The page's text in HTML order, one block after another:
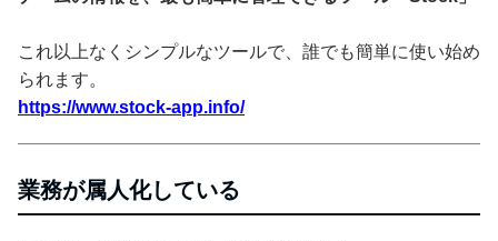
これ以上なくシンプルなツールで、誰でも簡単に使い始め
られます。
https://www.stock-app.info/
業務が属人化している